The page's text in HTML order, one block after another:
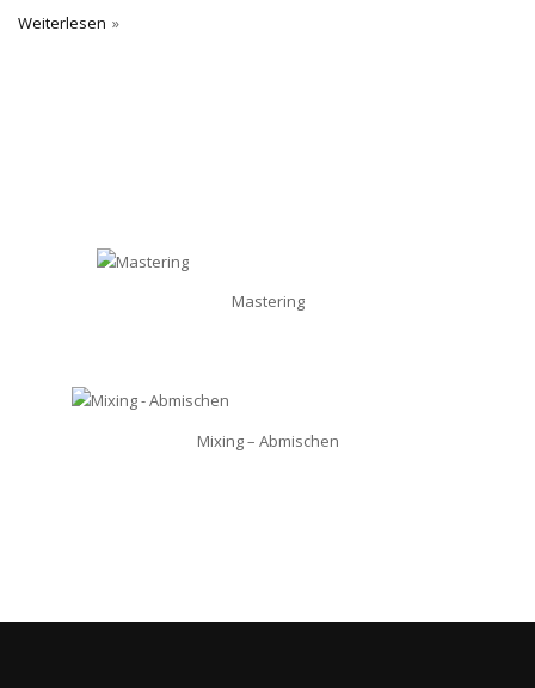
Weiterlesen
Mastering
Mixing – Abmischen